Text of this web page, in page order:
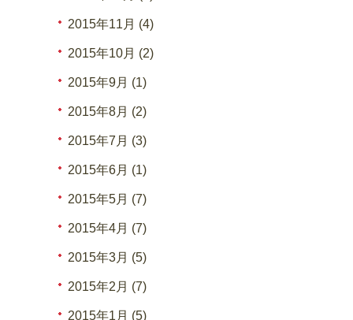
2015年11月 (4)
2015年10月 (2)
2015年9月 (1)
2015年8月 (2)
2015年7月 (3)
2015年6月 (1)
2015年5月 (7)
2015年4月 (7)
2015年3月 (5)
2015年2月 (7)
2015年1月 (5)